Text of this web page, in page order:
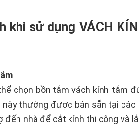
khi sử dụng VÁCH
chọn bồn tắm vách kính tắm
thường được bán sẵn tại các
đến nhà để cắt kính thi công và